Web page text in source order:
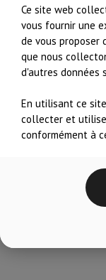
Partager
Articles
longue
de l’espoir!
Ce site web
vous fournir une
de vous proposer
que nous
d'autres données
En utilisant ce
collecter et
conformément à